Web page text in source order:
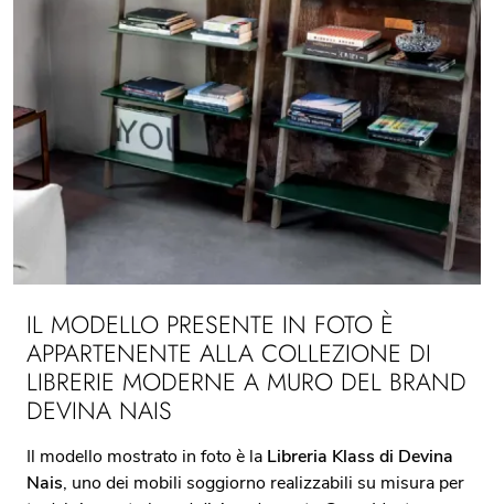
IL MODELLO PRESENTE IN FOTO È
APPARTENENTE ALLA COLLEZIONE DI
LIBRERIE MODERNE A MURO DEL BRAND
DEVINA NAIS
Il modello mostrato in foto è la Libreria Klass di Devina
Nais, uno dei mobili soggiorno realizzabili su misura per